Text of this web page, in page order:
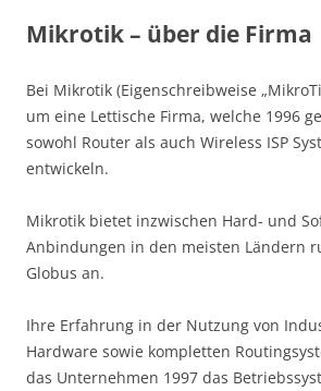
Mikrotik – über die Firma
Bei Mikrotik (Eigenschreibweise
um eine Lettische Firma, welche 1996
sowohl Router als auch Wireless ISP
entwickeln.
Mikrotik bietet inzwischen Hard- und
Anbindungen in den meisten Ländern
Globus an.
Ihre Erfahrung in der Nutzung von
Hardware sowie kompletten
das Unternehmen 1997 das